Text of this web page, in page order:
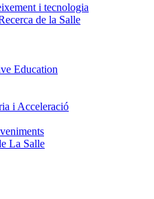
i tecnologia
de la Salle
Education
i Acceleració
La Salle